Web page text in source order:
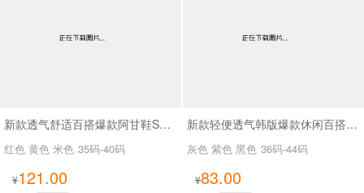
新款透气舒适百搭爆款阿甘鞋SA1288
红色 黄色 米色 35码-40码
¥121.00
新款轻便透气韩版爆款休闲百搭健步鞋SA26-01
灰色 紫色 黑色 36码-44码
¥83.00